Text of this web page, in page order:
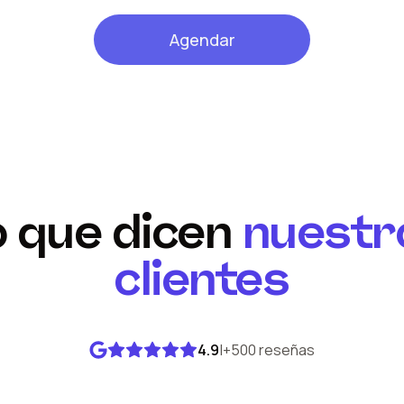
Agendar
que dicen
clientes
4.9|+500 reseñas